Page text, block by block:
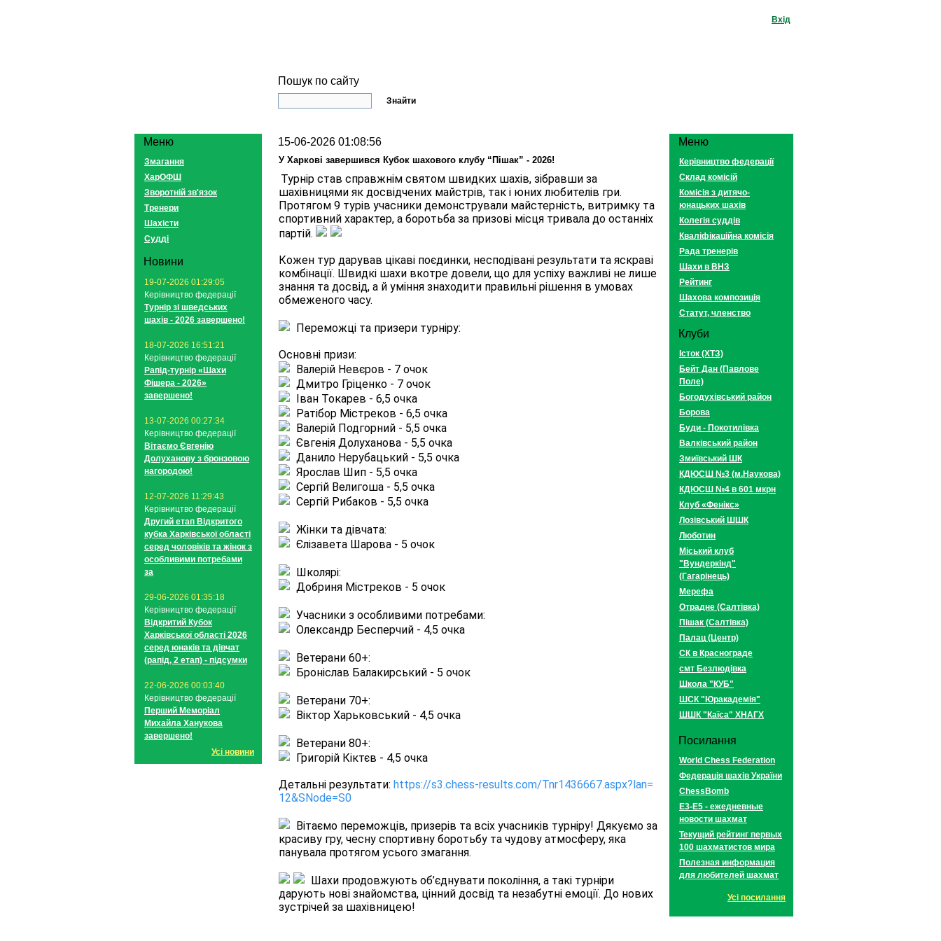
Пошук по сайту
Вхід
Меню
Змагання
ХарОФШ
Зворотній зв'язок
Тренери
Шахісти
Судді
Новини
19-07-2026 01:29:05
Керівництво федерації
Турнір зі шведських
шахів - 2026 завершено!
18-07-2026 16:51:21
Керівництво федерації
Рапід-турнір «Шахи
Фішера - 2026»
завершено!
13-07-2026 00:27:34
Керівництво федерації
Вітаємо Євгенію
Долуханову з бронзовою
нагородою!
12-07-2026 11:29:43
Керівництво федерації
Другий етап Відкритого
кубка Харківської області
серед чоловіків та жінок з
особливими потребами
за
29-06-2026 01:35:18
Керівництво федерації
Відкритий Кубок
Харківської області 2026
серед юнаків та дівчат
(рапід, 2 етап) - підсумки
22-06-2026 00:03:40
Керівництво федерації
Перший Меморіал
Михайла Ханукова
завершено!
Усі новини
Меню
Керівництво федерації
Склад комісій
Комісія з дитячо-
юнацьких шахів
Колегія суддів
Кваліфікаційна комісія
Рада тренерів
Шахи в ВНЗ
Рейтинг
Шахова композиція
Статут, членство
Клуби
Істок (ХТЗ)
Бейт Дан (Павлове
Поле)
Богодухівський район
Борова
Буди - Покотилівка
Валківський район
Змиївський ШК
КДЮСШ №3 (м.Наукова)
КДЮСШ №4 в 601 мкрн
Клуб «Фенікс»
Лозівський ШШК
Люботин
Міський клуб
"Вундеркінд"
(Гагарінець)
Мерефа
Отрадне (Салтівка)
Пішак (Салтівка)
Палац (Центр)
СК в Краснограде
смт Безлюдівка
Школа "КУБ"
ШСК "Юракадемія"
ШШК "Каїса" ХНАГХ
Посилання
World Chess Federation
Федерація шахів України
ChessBomb
E3-E5 - ежедневные
новости шахмат
Текущий рейтинг первых
100 шахматистов мира
Полезная информация
для любителей шахмат
Усі посилання
15-06-2026 01:08:56
У Харкові завершився Кубок шахового клубу “Пішак” - 2026!
Турнір став справжнім святом швидких шахів, зібравши за
шахівницями як досвідчених майстрів, так і юних любителів гри.
Протягом 9 турів учасники демонстрували майстерність, витримку та
спортивний характер, а боротьба за призові місця тривала до останніх
партій.
Кожен тур дарував цікаві поєдинки, несподівані результати та яскраві
комбінації. Швидкі шахи вкотре довели, що для успіху важливі не лише
знання та досвід, а й уміння знаходити правильні рішення в умовах
обмеженого часу.
Переможці та призери турніру:
Основні призи:
Валерій Невєров - 7 очок
Дмитро Гріценко - 7 очок
Іван Токарев - 6,5 очка
Ратібор Містреков - 6,5 очка
Валерій Подгорний - 5,5 очка
Євгенія Долуханова - 5,5 очка
Данило Нерубацький - 5,5 очка
Ярослав Шип - 5,5 очка
Сергій Велигоша - 5,5 очка
Сергій Рибаков - 5,5 очка
Жінки та дівчата:
Єлізавета Шарова - 5 очок
Школярі:
Добриня Містреков - 5 очок
Учасники з особливими потребами:
Олександр Бесперчий - 4,5 очка
Ветерани 60+:
Броніслав Балакирський - 5 очок
Ветерани 70+:
Віктор Харьковський - 4,5 очка
Ветерани 80+:
Григорій Кіктєв - 4,5 очка
Детальні результати: https://s3.chess-results.com/Tnr1436667.aspx?lan=
12&SNode=S0
Вітаємо переможців, призерів та всіх учасників турніру! Дякуємо за
красиву гру, чесну спортивну боротьбу та чудову атмосферу, яка
панувала протягом усього змагання.
Шахи продовжують об’єднувати покоління, а такі турніри
дарують нові знайомства, цінний досвід та незабутні емоції. До нових
зустрічей за шахівницею!